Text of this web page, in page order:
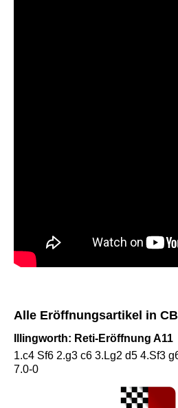
Alle Eröffnungsartikel in
Illingworth: Reti-Eröffnung A11
1.c4 Sf6 2.g3 c6 3.Lg2 d5 4.Sf3
7.0-0